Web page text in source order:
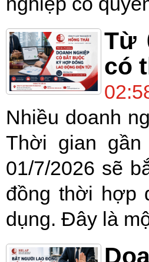
Từ
có
Nhiều doanh
Thời gian
01/7/2026 sẽ
đồng thời hợp
dụng. Đây là